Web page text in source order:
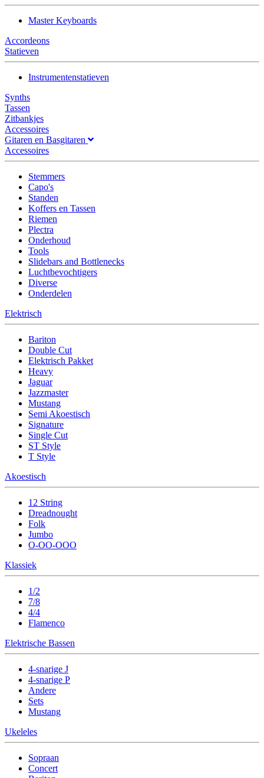
Master Keyboards
Accordeons
Statieven
Instrumentenstatieven
Synths
Tassen
Zitbankjes
Accessoires
Gitaren en Basgitaren
Accessoires
Stemmers
Capo's
Standen
Koffers en Tassen
Riemen
Plectra
Onderhoud
Tools
Slidebars and Bottlenecks
Luchtbevochtigers
Diverse
Onderdelen
Elektrisch
Bariton
Double Cut
Elektrisch Pakket
Heavy
Jaguar
Jazzmaster
Mustang
Semi Akoestisch
Signature
Single Cut
ST Style
T Style
Akoestisch
12 String
Dreadnought
Folk
Jumbo
O-OO-OOO
Klassiek
1/2
7/8
4/4
Flamenco
Elektrische Bassen
4-snarige J
4-snarige P
Andere
Sets
Mustang
Ukeleles
Sopraan
Concert